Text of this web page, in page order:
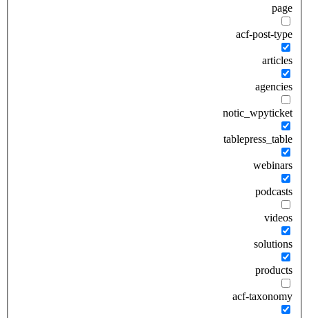
page
acf-post-type
articles
agencies
notic_wpyticket
tablepress_table
webinars
podcasts
videos
solutions
products
acf-taxonomy